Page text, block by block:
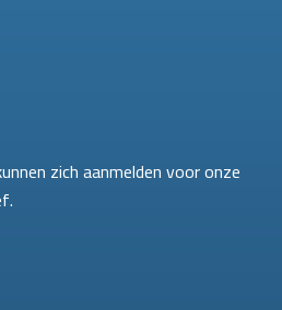
zich aanmelden voor onze